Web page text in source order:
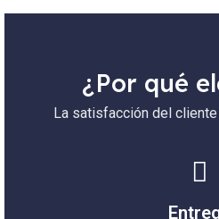
¿Por qué
La satisfacción del